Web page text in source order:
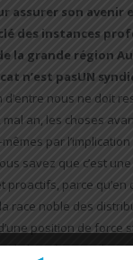
assurer son avenir
des instances
la grande région
n’est pasUN
d’entre nous ne doit
an, les choses
par
savez que c’est
proactifs, parce qu’en
race noble des
position de force
de l’expérience client,